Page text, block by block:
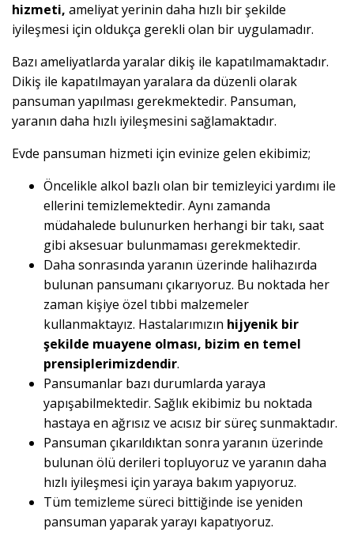
hizmeti, ameliyat yerinin daha hızlı bir şekilde
iyileşmesi için oldukça gerekli olan bir uygulamadır.
Bazı ameliyatlarda yaralar dikiş ile kapatılmamaktadır.
Dikiş ile kapatılmayan yaralara da düzenli olarak
pansuman yapılması gerekmektedir. Pansuman,
yaranın daha hızlı iyileşmesini sağlamaktadır.
Evde pansuman hizmeti için evinize gelen ekibimiz;
Öncelikle alkol bazlı olan bir temizleyici yardımı ile
ellerini temizlemektedir. Aynı zamanda
müdahalede bulunurken herhangi bir takı, saat
gibi aksesuar bulunmaması gerekmektedir.
Daha sonrasında yaranın üzerinde halihazırda
bulunan pansumanı çıkarıyoruz. Bu noktada her
zaman kişiye özel tıbbi malzemeler
kullanmaktayız. Hastalarımızın hijyenik bir
şekilde muayene olması, bizim en temel
prensiplerimizdendir.
Pansumanlar bazı durumlarda yaraya
yapışabilmektedir. Sağlık ekibimiz bu noktada
hastaya en ağrısız ve acısız bir süreç sunmaktadır.
Pansuman çıkarıldıktan sonra yaranın üzerinde
bulunan ölü derileri topluyoruz ve yaranın daha
hızlı iyileşmesi için yaraya bakım yapıyoruz.
Tüm temizleme süreci bittiğinde ise yeniden
pansuman yaparak yarayı kapatıyoruz.